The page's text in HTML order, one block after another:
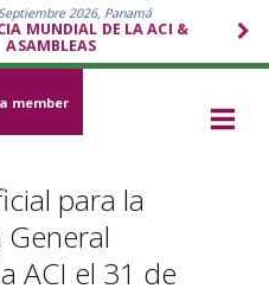
2026, Panamá
MUNDIAL DE LA ACI &
ASAMBLEAS
member
para la
ACI el 31 de